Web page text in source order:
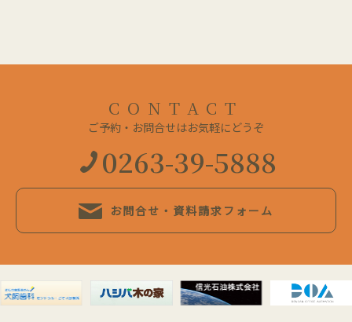
CONTACT
ご予約・お問合せはお気軽にどうぞ
0263-39-5888
お問合せ・資料請求フォーム